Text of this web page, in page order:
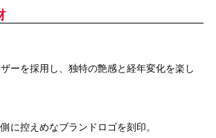
ーを採用し、独特の艶感と経年変化を楽し
に控えめなブランドロゴを刻印。